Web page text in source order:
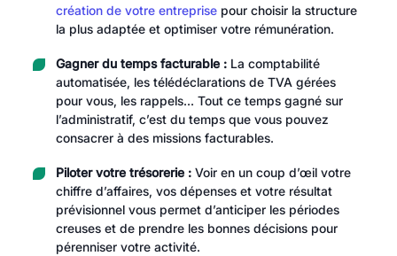
création de votre entreprisepour choisir la structure
la plus adaptée et optimiser votre rémunération.
Gagner du temps facturable :La comptabilité
automatisée, les télédéclarations de TVA gérées
pour vous, les rappels… Tout ce temps gagné sur
l’administratif, c’est du temps que vous pouvez
consacrer à des missions facturables.
Piloter votre trésorerie :Voir en un coup d’œil votre
chiffre d’affaires, vos dépenses et votre résultat
prévisionnel vous permet d’anticiper les périodes
creuses et de prendre les bonnes décisions pour
pérenniser votre activité.